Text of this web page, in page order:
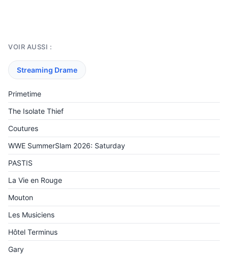
VOIR AUSSI :
Streaming Drame
Primetime
The Isolate Thief
Coutures
WWE SummerSlam 2026: Saturday
PASTIS
La Vie en Rouge
Mouton
Les Musiciens
Hôtel Terminus
Gary